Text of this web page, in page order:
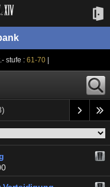
stufe :61-70